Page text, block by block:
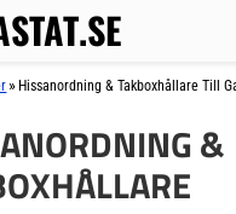
» Hissanordning & Takboxhållare Till
&